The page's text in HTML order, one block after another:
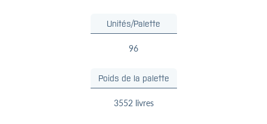
Unités/Palette
96
Poids de la palette
3552 livres